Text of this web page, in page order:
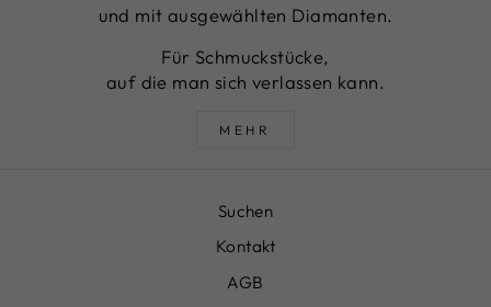
und mit ausgewählten Diamanten.
Für Schmuckstücke,
auf die man sich verlassen kann.
MEHR
Suchen
Kontakt
AGB